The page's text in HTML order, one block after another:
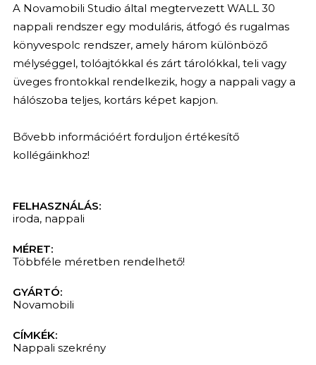
A Novamobili Studio által megtervezett WALL 30
nappali rendszer egy moduláris, átfogó és rugalmas
könyvespolc rendszer, amely három különböző
mélységgel, tolóajtókkal és zárt tárolókkal, teli vagy
üveges frontokkal rendelkezik, hogy a nappali vagy a
hálószoba teljes, kortárs képet kapjon.
Bővebb információért forduljon értékesítő
kollégáinkhoz!
FELHASZNÁLÁS:
iroda, nappali
MÉRET:
Többféle méretben rendelhető!
GYÁRTÓ:
Novamobili
CÍMKÉK:
Nappali szekrény